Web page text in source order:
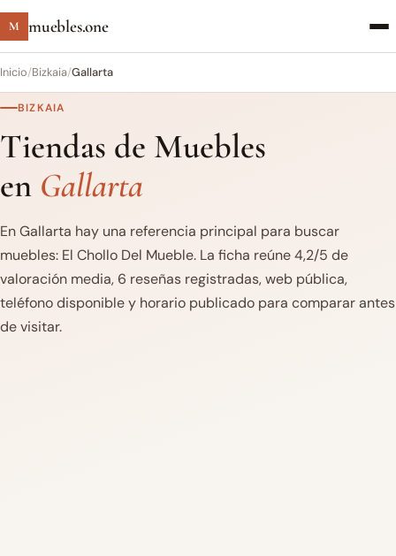
M muebles.one
Inicio/Bizkaia/Gallarta
BIZKAIA
Tiendas de Muebles
en Gallarta
En Gallarta hay una referencia principal para buscar
muebles: El Chollo Del Mueble. La ficha reúne 4,2/5 de
valoración media, 6 reseñas registradas, web pública,
teléfono disponible y horario publicado para comparar antes
de visitar.